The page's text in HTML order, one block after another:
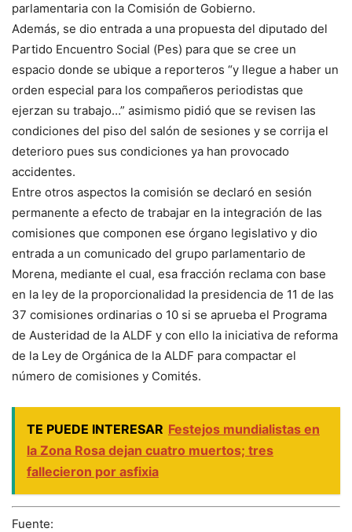
parlamentaria con la Comisión de Gobierno.
Además, se dio entrada a una propuesta del diputado del
Partido Encuentro Social (Pes) para que se cree un
espacio donde se ubique a reporteros “y llegue a haber un
orden especial para los compañeros periodistas que
ejerzan su trabajo…” asimismo pidió que se revisen las
condiciones del piso del salón de sesiones y se corrija el
deterioro pues sus condiciones ya han provocado
accidentes.
Entre otros aspectos la comisión se declaró en sesión
permanente a efecto de trabajar en la integración de las
comisiones que componen ese órgano legislativo y dio
entrada a un comunicado del grupo parlamentario de
Morena, mediante el cual, esa fracción reclama con base
en la ley de la proporcionalidad la presidencia de 11 de las
37 comisiones ordinarias o 10 si se aprueba el Programa
de Austeridad de la ALDF y con ello la iniciativa de reforma
de la Ley de Orgánica de la ALDF para compactar el
número de comisiones y Comités.
TE PUEDE INTERESAR Festejos mundialistas en
la Zona Rosa dejan cuatro muertos; tres
fallecieron por asfixia
Fuente: